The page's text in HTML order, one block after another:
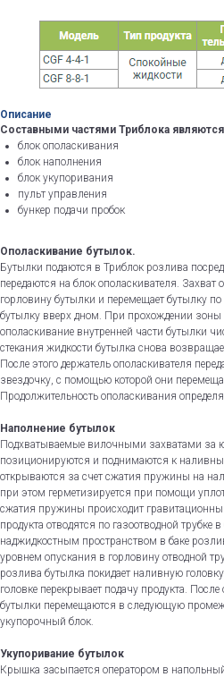
Описание
Составными частями Триблока
блок ополаскивания
блок наполнения
блок укупоривания
пульт управления
бункер подачи пробок
Ополаскивание бутылок.
Бутылки подаются в Триблок розлива
передаются на блок ополаскивателя. Захват
горловину бутылки и перемещает бутылку
бутылку вверх дном. При прохождении
ополаскивание внутренней части бутылки
стекания жидкости бутылка снова
После этого держатель ополаскивателя
звездочку, с помощью которой они
Продолжительность ополаскивания
Наполнение бутылок
Подхватываемые вилочными захватами за
позиционируются и поднимаются к
открываются за счет сжатия пружины на
при этом герметизируется при помощи
сжатия пружины происходит
продукта отводятся по газоотводной трубке
наджидкостным пространством в баке
уровнем опускания в горловину отводной
розлива бутылка покидает наливную
головке перекрывает подачу продукта.
бутылки перемещаются в следующую
укупорочный блок.
Укупоривание бутылок
Крышка засыпается оператором в